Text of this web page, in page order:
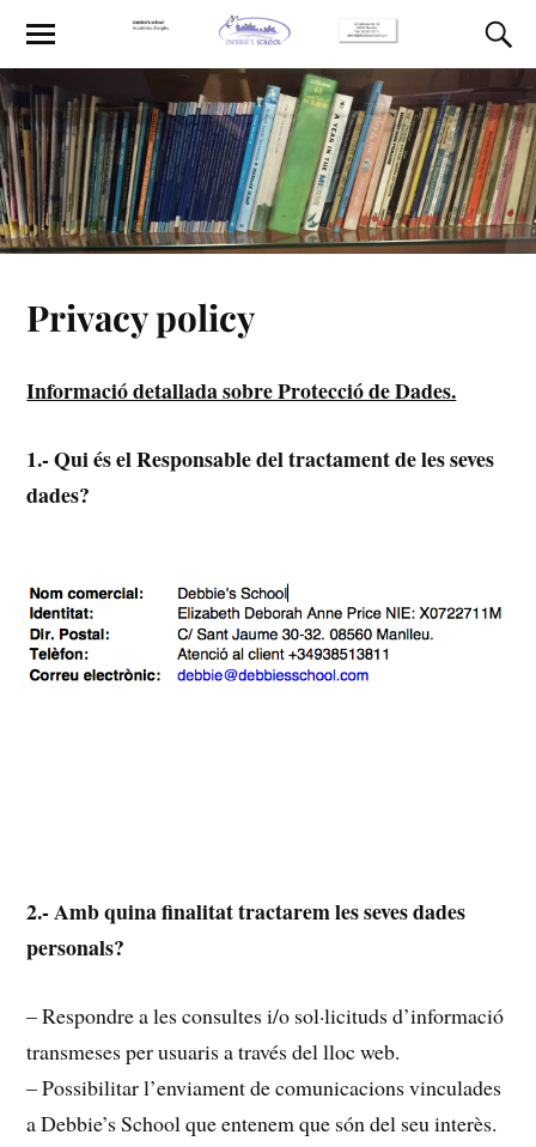
Privacy policy
Informació detallada sobre Protecció de Dades.
1.- Qui és el Responsable del tractament de les seves
dades?
2.- Amb quina finalitat tractarem les seves dades
personals?
– Respondre a les consultes i/o sol·licituds d’informació
transmeses per usuaris a través del lloc web.
– Possibilitar l’enviament de comunicacions vinculades
a Debbie’s School que entenem que són del seu interès.